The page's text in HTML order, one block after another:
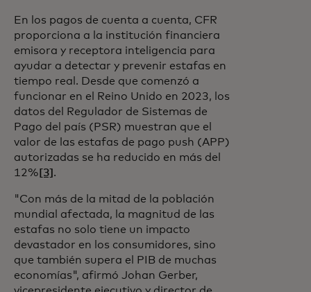
En los pagos de cuenta a cuenta, CFR
proporciona a la institución financiera
emisora y receptora inteligencia para
ayudar a detectar y prevenir estafas en
tiempo real. Desde que comenzó a
funcionar en el Reino Unido en 2023, los
datos del Regulador de Sistemas de
Pago del país (PSR) muestran que el
valor de las estafas de pago push (APP)
autorizadas se ha reducido en más del
12% [3] .
"Con más de la mitad de la población
mundial afectada, la magnitud de las
estafas no solo tiene un impacto
devastador en los consumidores, sino
que también supera el PIB de muchas
economías", afirmó Johan Gerber,